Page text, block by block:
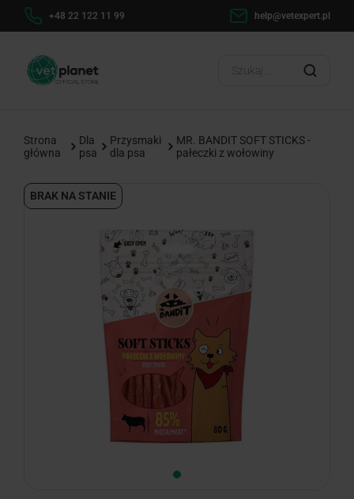
+48 22 122 11 99 help@vetexpert.pl
Strona
główna
Dla
psa
Przysmaki
dla psa
MR. BANDIT SOFT STICKS -
pałeczki z wołowiny
BRAK NA STANIE